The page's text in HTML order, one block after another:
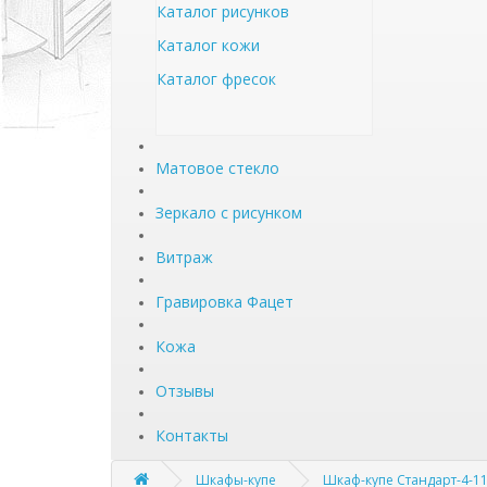
Каталог рисунков
Каталог кожи
Каталог фресок
Матовое стекло
Зеркало с рисунком
Витраж
Гравировка Фацет
Кожа
Отзывы
Контакты
Шкафы-купе Шкаф-купе Стандарт-4-11